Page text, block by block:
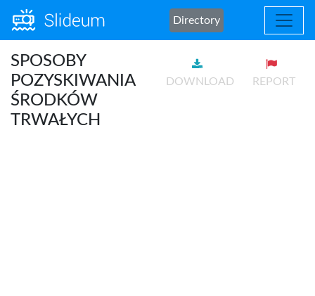
Directory
SPOSOBY
POZYSKIWANIA
ŚRODKÓW
TRWAŁYCH
DOWNLOAD REPORT